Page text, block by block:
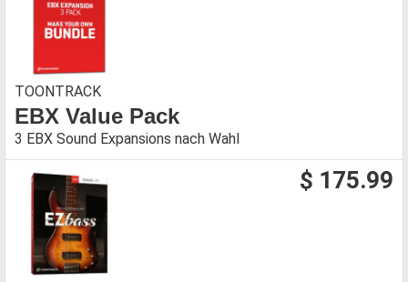
TOONTRACK
EBX Value Pack
3 EBX Sound Expansions nach Wahl
$ 175.99